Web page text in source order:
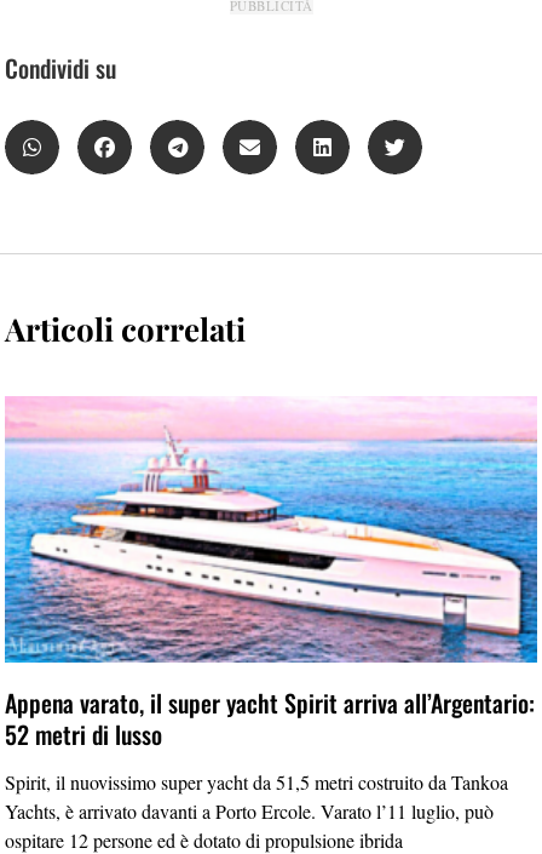
PUBBLICITÀ
Condividi su
Articoli correlati
Appena varato, il super yacht Spirit arriva all’Argentario:
52 metri di lusso
Spirit, il nuovissimo super yacht da 51,5 metri costruito da Tankoa
Yachts, è arrivato davanti a Porto Ercole. Varato l’11 luglio, può
ospitare 12 persone ed è dotato di propulsione ibrida